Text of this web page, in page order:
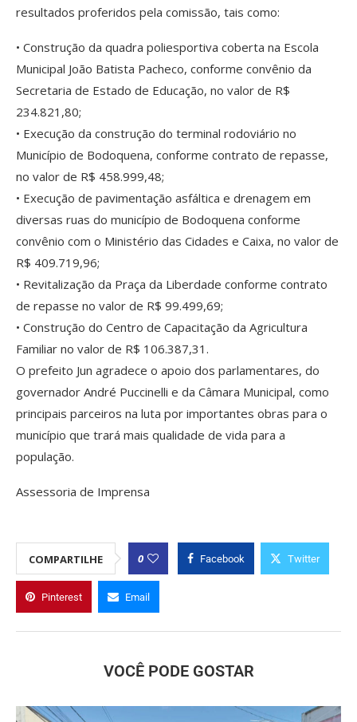
resultados proferidos pela comissão, tais como:
• Construção da quadra poliesportiva coberta na Escola
Municipal João Batista Pacheco, conforme convênio da
Secretaria de Estado de Educação, no valor de R$
234.821,80;
• Execução da construção do terminal rodoviário no
Município de Bodoquena, conforme contrato de repasse,
no valor de R$ 458.999,48;
• Execução de pavimentação asfáltica e drenagem em
diversas ruas do município de Bodoquena conforme
convênio com o Ministério das Cidades e Caixa, no valor de
R$ 409.719,96;
• Revitalização da Praça da Liberdade conforme contrato
de repasse no valor de R$ 99.499,69;
• Construção do Centro de Capacitação da Agricultura
Familiar no valor de R$ 106.387,31.
O prefeito Jun agradece o apoio dos parlamentares, do
governador André Puccinelli e da Câmara Municipal, como
principais parceiros na luta por importantes obras para o
município que trará mais qualidade de vida para a
população.
Assessoria de Imprensa
COMPARTILHE 0 Facebook Twitter
Pinterest Email
VOCÊ PODE GOSTAR